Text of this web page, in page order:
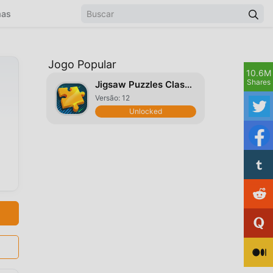
Jogo Popular
Jigsaw Puzzles Classic
Versão: 12
Unlocked
10.6M
Shares